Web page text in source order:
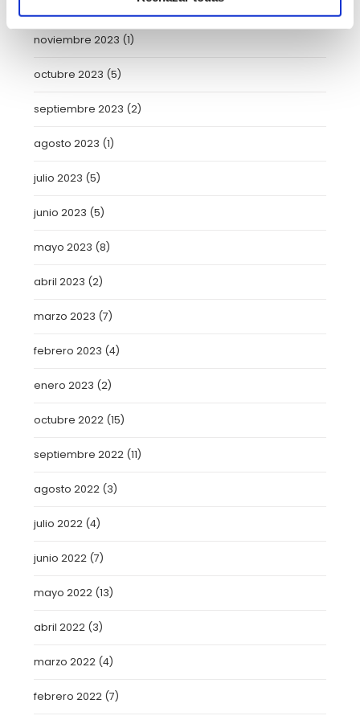
noviembre 2023 (1)
octubre 2023 (5)
septiembre 2023 (2)
agosto 2023 (1)
julio 2023 (5)
junio 2023 (5)
mayo 2023 (8)
abril 2023 (2)
marzo 2023 (7)
febrero 2023 (4)
enero 2023 (2)
octubre 2022 (15)
septiembre 2022 (11)
agosto 2022 (3)
julio 2022 (4)
junio 2022 (7)
mayo 2022 (13)
abril 2022 (3)
marzo 2022 (4)
febrero 2022 (7)